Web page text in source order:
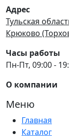
Адрес
Тульская
Крюково
Часы работы
Пн-Пт, 09:00 -
О компании
Меню
Главная
Каталог